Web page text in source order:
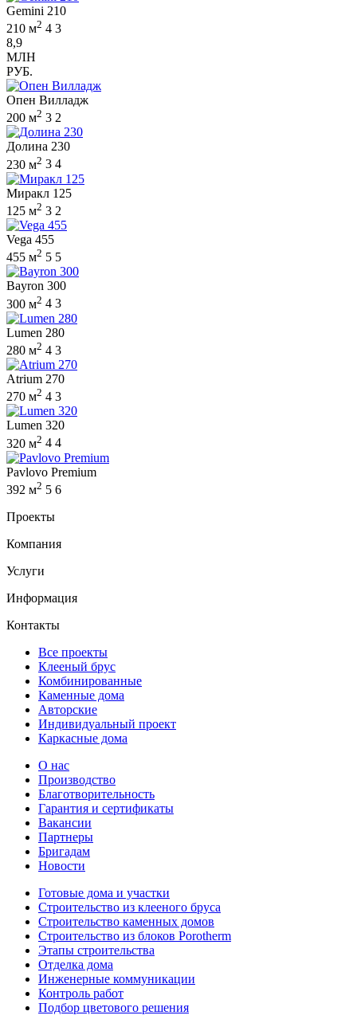
Gemini 210
210 м2 4 3
8,9
МЛН
РУБ.
Опен Вилладж
200 м2 3 2
Долина 230
230 м2 3 4
Миракл 125
125 м2 3 2
Vega 455
455 м2 5 5
Bayron 300
300 м2 4 3
Lumen 280
280 м2 4 3
Atrium 270
270 м2 4 3
Lumen 320
320 м2 4 4
Pavlovo Premium
392 м2 5 6
Проекты
Компания
Услуги
Информация
Контакты
Все проекты
Клееный брус
Комбинированные
Каменные дома
Авторские
Индивидуальный проект
Каркасные дома
О нас
Производство
Благотворительность
Гарантия и сертификаты
Вакансии
Партнеры
Бригадам
Новости
Готовые дома и участки
Строительство из клееного бруса
Строительство каменных домов
Строительство из блоков Porotherm
Этапы строительства
Отделка дома
Инженерные коммуникации
Контроль работ
Подбор цветового решения